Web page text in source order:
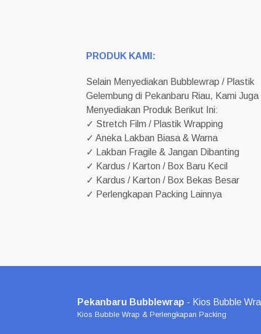
PRODUK KAMI:
Selain Menyediakan Bubblewrap / Plastik
Gelembung di Pekanbaru Riau, Kami Juga
Menyediakan Produk Berikut Ini:
✓ Stretch Film / Plastik Wrapping
✓ Aneka Lakban Biasa & Warna
✓ Lakban Fragile & Jangan Dibanting
✓ Kardus / Karton / Box Baru Kecil
✓ Kardus / Karton / Box Bekas Besar
✓ Perlengkapan Packing Lainnya
Pekanbaru Bubblewrap - Kios Bubble
Kios Bubble Wrap & Perlengkapan Packing